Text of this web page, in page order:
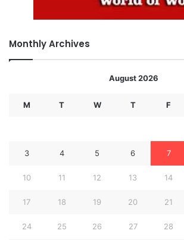
Monthly Archives
August 2026
M T W T F
3 4 5 6 7
10 11 12 13 14
17 18 19 20 21
24 25 26 27 28